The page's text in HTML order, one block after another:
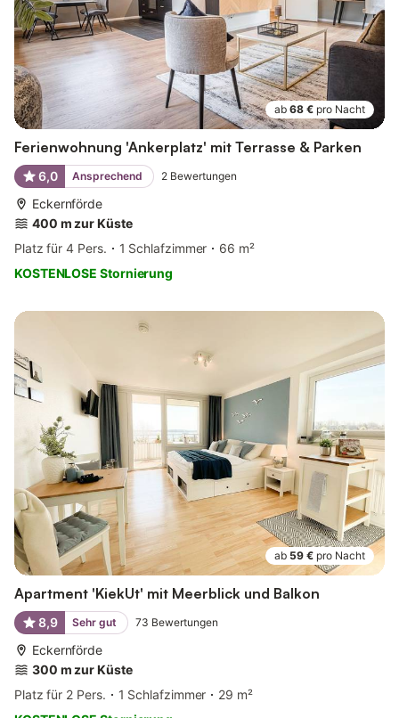
ab 68 € pro Nacht
Ferienwohnung 'Ankerplatz' mit Terrasse & Parken
6,0 Ansprechend 2 Bewertungen
Eckernförde
400 m zur Küste
Platz für 4 Pers.
1 Schlafzimmer
66 m²
KOSTENLOSE Stornierung
ab 59 € pro Nacht
Apartment 'KiekUt' mit Meerblick und Balkon
8,9 Sehr gut 73 Bewertungen
Eckernförde
300 m zur Küste
Platz für 2 Pers.
1 Schlafzimmer
29 m²